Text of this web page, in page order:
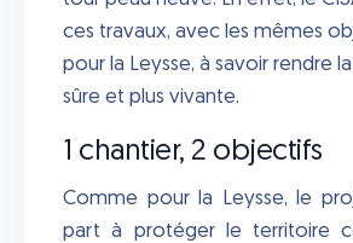
ces travaux, avec les mêmes
pour la Leysse, à savoir rendre
sûre et plus vivante.
1 chantier, 2 objectifs
Comme pour la Leysse, le
part à protéger le territoire